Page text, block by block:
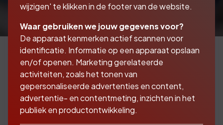
Oldtimer? Youngtimer?
Klassieker?
wijzigen' te klikken in de footer van de website.
Waar gebruiken we jouw gegevens voor?
De apparaat kenmerken actief scannen voor
identificatie. Informatie op een apparaat opslaan
en/of openen. Marketing gerelateerde
activiteiten, zoals het tonen van
gepersonaliseerde advertenties en content,
advertentie- en contentmeting, inzichten in het
publiek en productontwikkeling.